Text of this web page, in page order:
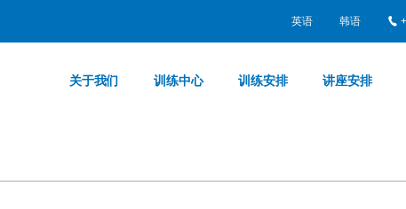
英语 韩语
关于我们 训练中心 训练安排 讲座安排